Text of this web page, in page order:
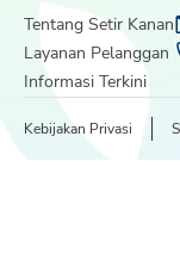
Tentang Setir Kanan
Layanan Pelanggan
Informasi Terkini
Kebijakan Privasi